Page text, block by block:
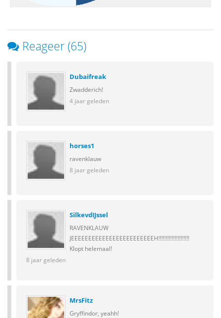
Reageer (65)
Dubaifreak
Zwadderich!
4 jaar geleden
horses1
ravenklauw
8 jaar geleden
SilkevdIJssel
RAVENKLAUW
JEEEEEEEEEEEEEEEEEEEEEEEEH!!!!!!!!!!!!!!!!!!!!!
Klopt helemaal!
8 jaar geleden
MrsFitz
Gryffindor, yeahh!